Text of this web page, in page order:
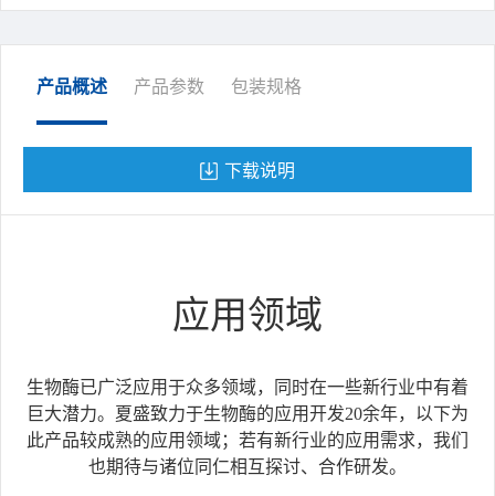
产品概述 产品参数 包装规格
下载说明
应用领域
生物酶已广泛应用于众多领域，同时在一些新行业中有着
巨大潜力。夏盛致力于生物酶的应用开发20余年，以下为
此产品较成熟的应用领域；若有新行业的应用需求，我们
也期待与诸位同仁相互探讨、合作研发。